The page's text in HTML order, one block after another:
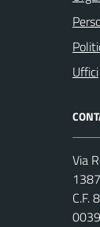
Uffici
Via
C.F.